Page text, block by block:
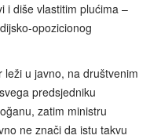
i diše vlastitim plućima –
opozicionog
u javno, na društvenim
predsjedniku
zatim ministru
ne znači da istu takvu